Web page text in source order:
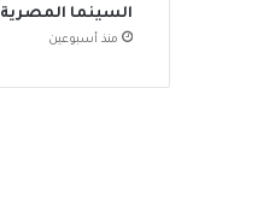
السينما المصرية
منذ أسبوعين